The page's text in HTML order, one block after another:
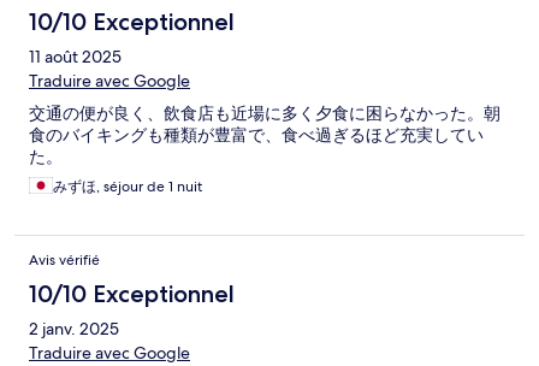
10/10 Exceptionnel
11 août 2025
Traduire avec Google
交通の便が良く、飲食店も近場に多く夕食に困らなかった。朝
食のバイキングも種類が豊富で、食べ過ぎるほど充実してい
た。
みずほ, séjour de 1 nuit
Avis vérifié
10/10 Exceptionnel
2 janv. 2025
Traduire avec Google